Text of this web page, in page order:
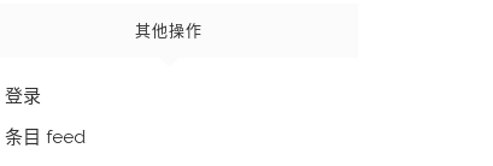
其他操作
登录
条目 feed